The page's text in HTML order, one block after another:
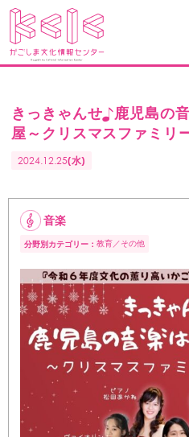
きっきゃんせ♪鹿児島の
屋～クリスマスファミリ
2024.12.25(水)
音楽
分野別カテゴリー： 教育 その他